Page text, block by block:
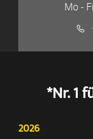
Mo -
*Nr. 1
2026